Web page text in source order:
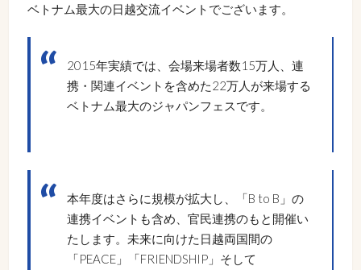
ベトナム最大の日越交流イベントでございます。
2015年実績では、会場来場者数15万人、連
携・関連イベントを含めた22万人が来場する
ベトナム最大のジャパンフェスです。
本年度はさらに規模が拡大し、「B to B」の
連携イベントも含め、官民連携のもと開催い
たします。未来に向けた日越両国間の
「PEACE」「FRIENDSHIP」そして